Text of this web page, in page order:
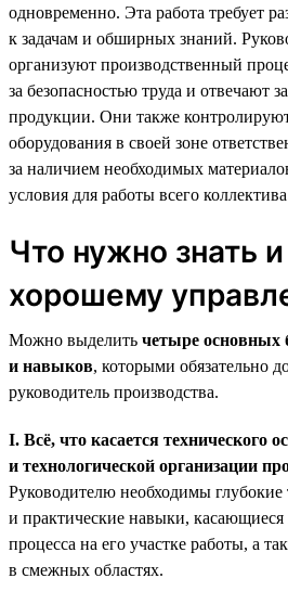
одновременно. Эта работа требует
к задачам и обширных знаний.
организуют производственный
за безопасностью труда и отвечают
продукции. Они также
оборудования в своей зоне
за наличием необходимых
условия для работы всего
Что нужно знать
хорошему
Можно выделить четыре основных
и навыков, которыми обязательно
руководитель производства.
I. Всё, что касается технического
и технологической организации
Руководителю необходимы глубокие
и практические навыки, касающиеся
процесса на его участке работы, а
в смежных областях.